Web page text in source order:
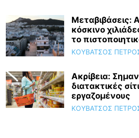
Μεταβιβάσεις:
κόσκινο
το
ΚΟΥΒΑΤΣΟΣ
Ακρίβεια:
διατακτικές
εργαζομένους
ΚΟΥΒΑΤΣΟΣ